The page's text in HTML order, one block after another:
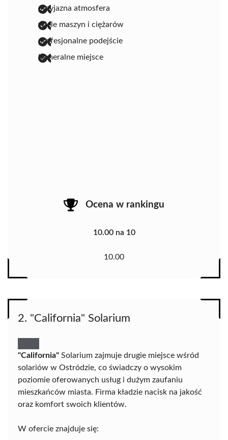
przyjazna atmosfera
wiele maszyn i ciężarów
profesjonalne podejście
kameralne miejsce
Ocena w rankingu
10.00 na 10
10.00
2. "California" Solarium
"California" Solarium zajmuje drugie miejsce wśród
solariów w Ostródzie, co świadczy o wysokim
poziomie oferowanych usług i dużym zaufaniu
mieszkańców miasta. Firma kładzie nacisk na jakość
oraz komfort swoich klientów.
W ofercie znajduje się: